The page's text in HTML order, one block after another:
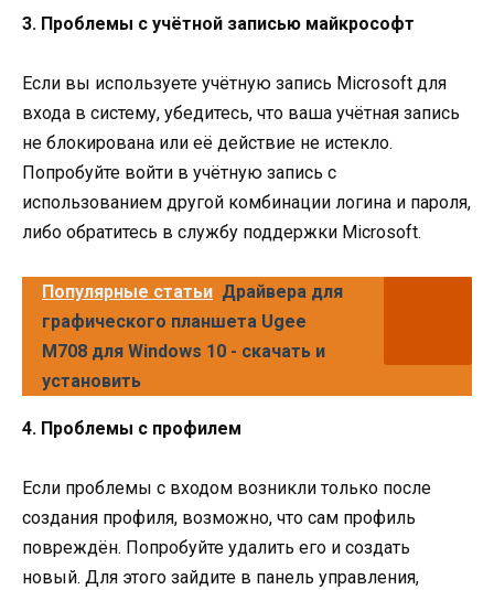
3. Проблемы с учётной записью майкрософт
Если вы используете учётную запись Microsoft для
входа в систему, убедитесь, что ваша учётная запись
не блокирована или её действие не истекло.
Попробуйте войти в учётную запись с
использованием другой комбинации логина и пароля,
либо обратитесь в службу поддержки Microsoft.
Популярные статьи Драйвера для
графического планшета Ugee
M708 для Windows 10 - скачать и
установить
4. Проблемы с профилем
Если проблемы с входом возникли только после
создания профиля, возможно, что сам профиль
повреждён. Попробуйте удалить его и создать
новый. Для этого зайдите в панель управления,